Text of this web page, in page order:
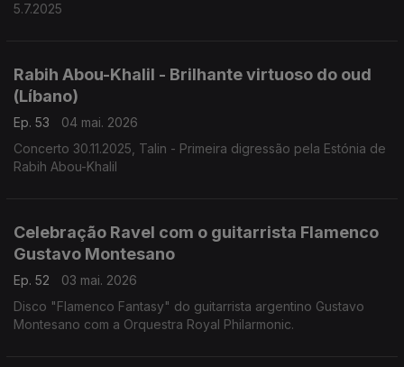
5.7.2025
Rabih Abou-Khalil - Brilhante virtuoso do oud
(Líbano)
Ep. 53
04 mai. 2026
Concerto 30.11.2025, Talin - Primeira digressão pela Estónia de
Rabih Abou-Khalil
Celebração Ravel com o guitarrista Flamenco
Gustavo Montesano
Ep. 52
03 mai. 2026
Disco "Flamenco Fantasy" do guitarrista argentino Gustavo
Montesano com a Orquestra Royal Philarmonic.